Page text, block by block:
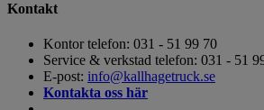
Kontakt
Kontor telefon: 031 - 51 99 70
Service & verkstad telefon: 031 - 51
E-post: info@kallhagetruck.se
Kontakta oss här